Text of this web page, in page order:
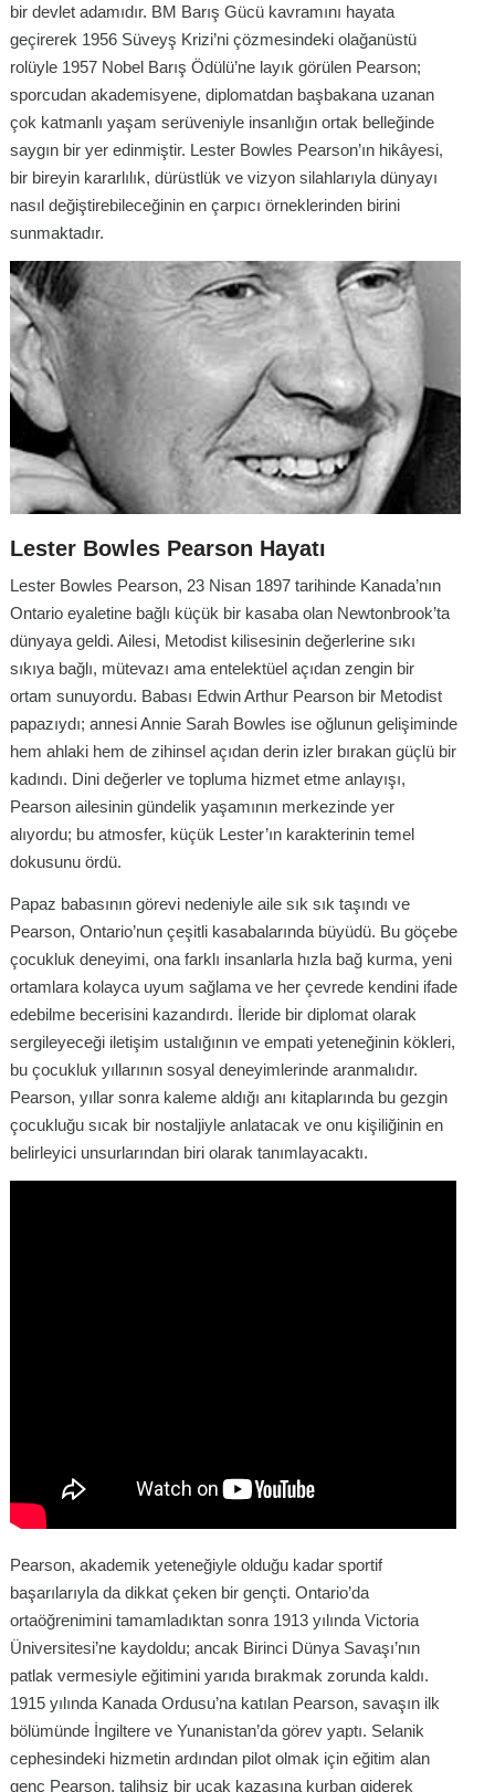
bir devlet adamıdır. BM Barış Gücü kavramını hayata
geçirerek 1956 Süveyş Krizi’ni çözmesindeki olağanüstü
rolüyle 1957 Nobel Barış Ödülü’ne layık görülen Pearson;
sporcudan akademisyene, diplomatdan başbakana uzanan
çok katmanlı yaşam serüveniyle insanlığın ortak belleğinde
saygın bir yer edinmiştir. Lester Bowles Pearson’ın hikâyesi,
bir bireyin kararlılık, dürüstlük ve vizyon silahlarıyla dünyayı
nasıl değiştirebileceğinin en çarpıcı örneklerinden birini
sunmaktadır.
Lester Bowles Pearson Hayatı
Lester Bowles Pearson, 23 Nisan 1897 tarihinde Kanada’nın
Ontario eyaletine bağlı küçük bir kasaba olan Newtonbrook’ta
dünyaya geldi. Ailesi, Metodist kilisesinin değerlerine sıkı
sıkıya bağlı, mütevazı ama entelektüel açıdan zengin bir
ortam sunuyordu. Babası Edwin Arthur Pearson bir Metodist
papazıydı; annesi Annie Sarah Bowles ise oğlunun gelişiminde
hem ahlaki hem de zihinsel açıdan derin izler bırakan güçlü bir
kadındı. Dini değerler ve topluma hizmet etme anlayışı,
Pearson ailesinin gündelik yaşamının merkezinde yer
alıyordu; bu atmosfer, küçük Lester’ın karakterinin temel
dokusunu ördü.
Papaz babasının görevi nedeniyle aile sık sık taşındı ve
Pearson, Ontario’nun çeşitli kasabalarında büyüdü. Bu göçebe
çocukluk deneyimi, ona farklı insanlarla hızla bağ kurma, yeni
ortamlara kolayca uyum sağlama ve her çevrede kendini ifade
edebilme becerisini kazandırdı. İleride bir diplomat olarak
sergileyeceği iletişim ustalığının ve empati yeteneğinin kökleri,
bu çocukluk yıllarının sosyal deneyimlerinde aranmalıdır.
Pearson, yıllar sonra kaleme aldığı anı kitaplarında bu gezgin
çocukluğu sıcak bir nostaljiyle anlatacak ve onu kişiliğinin en
belirleyici unsurlarından biri olarak tanımlayacaktı.
Pearson, akademik yeteneğiyle olduğu kadar sportif
başarılarıyla da dikkat çeken bir gençti. Ontario’da
ortaöğrenimini tamamladıktan sonra 1913 yılında Victoria
Üniversitesi’ne kaydoldu; ancak Birinci Dünya Savaşı’nın
patlak vermesiyle eğitimini yarıda bırakmak zorunda kaldı.
1915 yılında Kanada Ordusu’na katılan Pearson, savaşın ilk
bölümünde İngiltere ve Yunanistan’da görev yaptı. Selanik
cephesindeki hizmetin ardından pilot olmak için eğitim alan
genç Pearson, talihsiz bir uçak kazasına kurban giderek